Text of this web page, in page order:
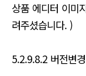
상품 에디터 이미
려주셨습니다. )
5.2.9.8.2 버전변경